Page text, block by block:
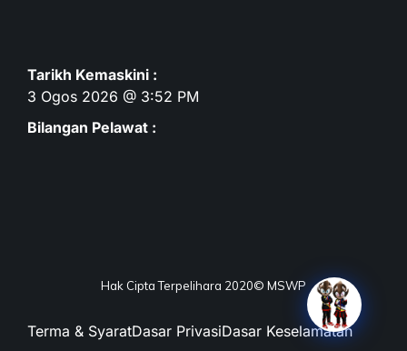
Tarikh Kemaskini :
3 Ogos 2026 @ 3:52 PM
Bilangan Pelawat :
Hak Cipta Terpelihara 2020© MSWP
Terma & SyaratDasar PrivasiDasar Keselamatan